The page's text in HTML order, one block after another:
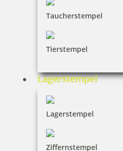
Taucherstempel
Tierstempel
Lagerstempel
Lagerstempel
Ziffernstempel